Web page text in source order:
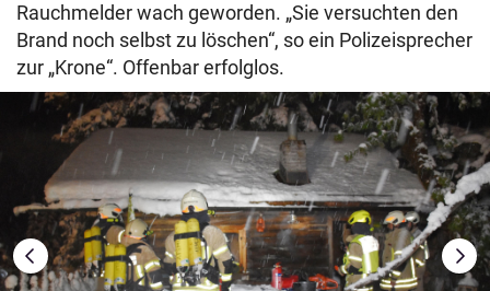
Rauchmelder wach geworden. „Sie versuchten den
Brand noch selbst zu löschen“, so ein Polizeisprecher
zur „Krone“. Offenbar erfolglos.